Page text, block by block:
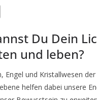
Du Dein
und leben?
Engel und Kristallwesen der
helfen dabei unsere